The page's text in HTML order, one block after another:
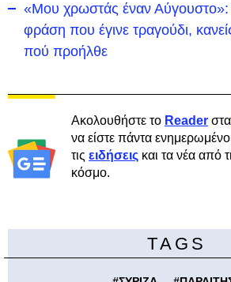
«Μου χρωστάς έναν Αύγουστο»:
φράση που έγινε τραγούδι,
πού προήλθε
Ακολουθήστε το Reader στα
να είστε πάντα
τις ειδήσεις και τα νέα από
κόσμο.
TAGS